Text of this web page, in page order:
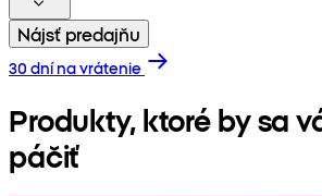
Nájsť predajňu
30 dní na vrátenie
Produkty, ktoré by sa
páčiť